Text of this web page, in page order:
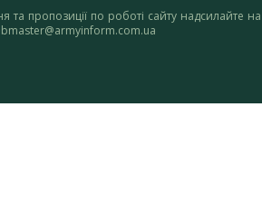
та пропозиції по роботі сайту надсилайте на